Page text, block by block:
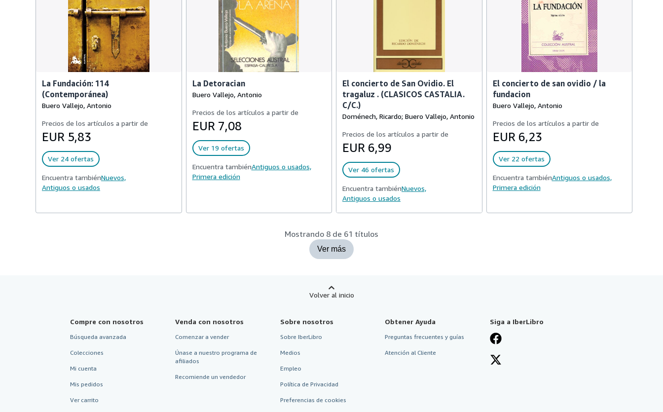
La Fundación: 114
(Contemporánea)
Buero Vallejo, Antonio
Precios de los artículos a partir de
EUR 5,83
Ver 24 ofertas
Encuentra tambiénNuevos,
Antiguos o usados
La Detoracian
Buero Vallejo, Antonio
Precios de los artículos a partir de
EUR 7,08
Ver 19 ofertas
Encuentra tambiénAntiguos o usados,
Primera edición
El concierto de San Ovidio. El
tragaluz . (CLASICOS CASTALIA.
C/C.)
Doménech, Ricardo; Buero Vallejo, Antonio
Precios de los artículos a partir de
EUR 6,99
Ver 46 ofertas
Encuentra tambiénNuevos,
Antiguos o usados
El concierto de san ovidio / la
fundacion
Buero Vallejo, Antonio
Precios de los artículos a partir de
EUR 6,23
Ver 22 ofertas
Encuentra tambiénAntiguos o usados,
Primera edición
Mostrando 8 de 61 títulos
Ver más
Volver al inicio
Compre con nosotros
Búsqueda avanzada
Colecciones
Mi cuenta
Mis pedidos
Ver carrito
Venda con nosotros
Comenzar a vender
Únase a nuestro programa de
afiliados
Recomiende un vendedor
Sobre nosotros
Sobre IberLibro
Medios
Empleo
Política de Privacidad
Preferencias de cookies
Obtener Ayuda
Preguntas frecuentes y guías
Atención al Cliente
Siga a IberLibro